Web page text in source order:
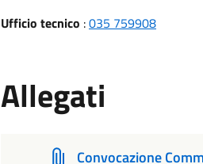
Ufficio tecnico :035 759908
Allegati
Convocazione